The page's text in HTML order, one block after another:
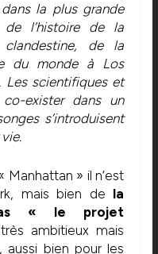
la plus grande
l’histoire de la
de la
du monde à Los
Les scientifiques et
exister dans un
s’introduisent
Manhattan » il n’est
mais bien de la
« le projet
ambitieux mais
aussi bien pour les